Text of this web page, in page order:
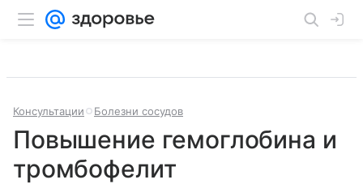
Консультации Болезни сосудов
Повышение гемоглобина и
тромбофелит